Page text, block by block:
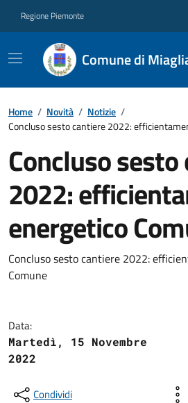
Regione Piemonte
Comune di
Home / Novità / Notizie /
Concluso sesto cantiere 2022:
Concluso
2022:
energetico
Concluso sesto cantiere 2022:
Comune
Data:
Martedì, 15 Novembre
2022
Condividi